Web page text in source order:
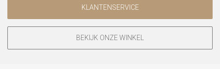
KLANTENSERVICE
BEKIJK ONZE WINKEL